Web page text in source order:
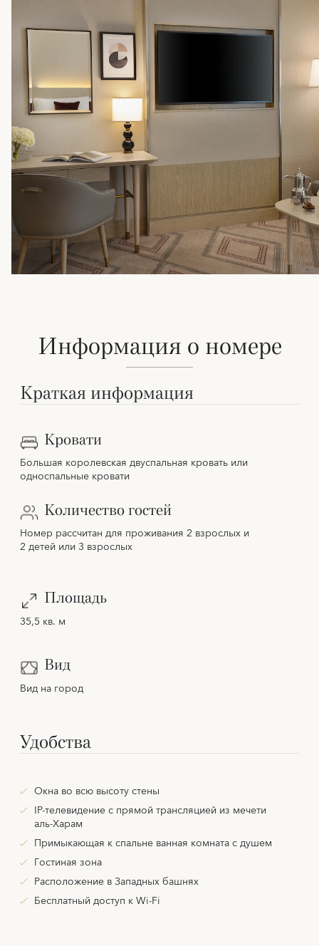
Информация о номере
Краткая информация
Кровати
Большая королевская двуспальная кровать или
односпальные кровати
Количество гостей
Номер рассчитан для проживания 2 взрослых и
2 детей или 3 взрослых
Площадь
35,5 кв. м
Вид
Вид на город
Удобства
Окна во всю высоту стены
IP-телевидение с прямой трансляцией из мечети
аль-Харам
Примыкающая к спальне ванная комната с душем
Гостиная зона
Расположение в Западных башнях
Бесплатный доступ к Wi-Fi